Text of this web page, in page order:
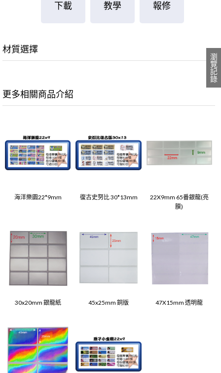
下載 教學 報修
材質選擇
更多相關商品介紹
海洋樂園22*9mm 復古史努比 30*13mm
22X9mm 65番銀龍(亮
膜)
30x20mm 銀龍紙 45x25mm 銅版 47X15mm 透明龍
瀏覽記錄